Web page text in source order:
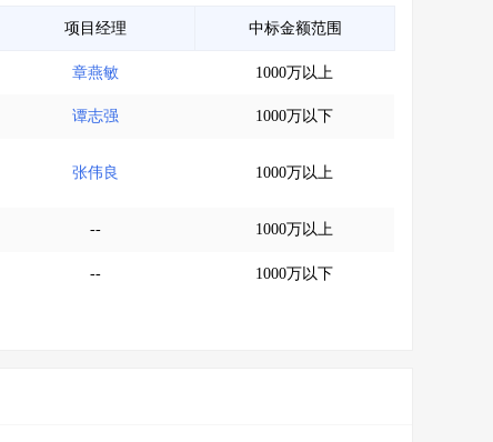
项目经理 中标金额范围
章燕敏 1000万以上
谭志强 1000万以下
张伟良 1000万以上
-- 1000万以上
-- 1000万以下